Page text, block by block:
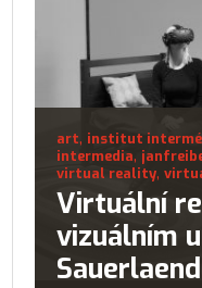
art, institut
intermedia,
virtual reality,
Virtuální
vizuálním